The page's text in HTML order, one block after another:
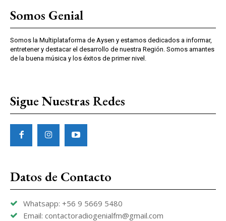
Somos Genial
Somos la Multiplataforma de Aysen y estamos dedicados a informar,
entretener y destacar el desarrollo de nuestra Región. Somos amantes
de la buena música y los éxitos de primer nivel.
Sigue Nuestras Redes
Datos de Contacto
Whatsapp: +56 9 5669 5480
Email: contactoradiogenialfm@gmail.com